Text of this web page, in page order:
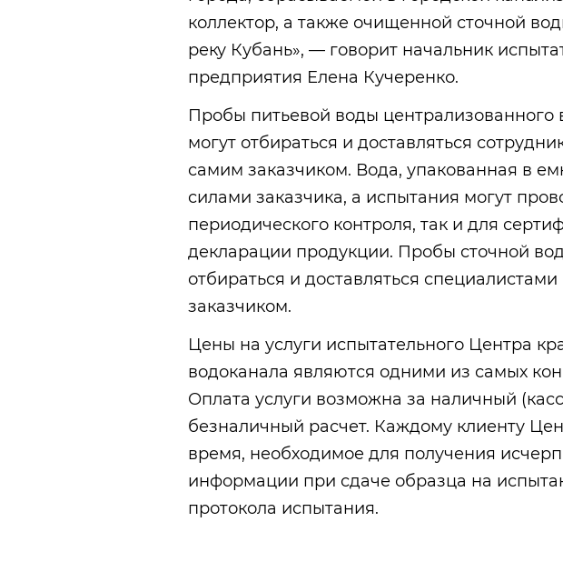
коллектор, а также очищенной сточной
реку Кубань», — говорит начальник
предприятия Елена Кучеренко.
Пробы питьевой воды централизованного
могут отбираться и доставляться
самим заказчиком. Вода, упакованная в
силами заказчика, а испытания могут
периодического контроля, так и для
декларации продукции. Пробы сточной
отбираться и доставляться
заказчиком.
Цены на услуги испытательного Центра
водоканала являются одними из самых
Оплата услуги возможна за наличный
безналичный расчет. Каждому клиенту
время, необходимое для получения
информации при сдаче образца на
протокола испытания.